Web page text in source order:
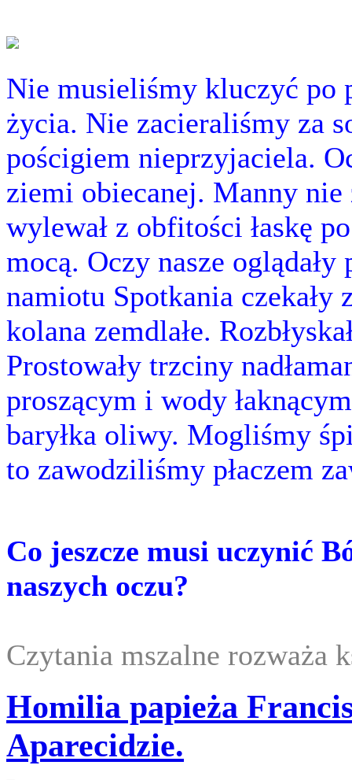
Nie musieliśmy kluczyć po
życia. Nie zacieraliśmy za
pościgiem nieprzyjaciela.
ziemi obiecanej. Manny nie
wylewał z obfitości łaskę
mocą. Oczy nasze
namiotu Spotkania czekały
kolana zemdlałe.
Prostowały trzciny
proszącym i wody
baryłka oliwy. Mogliśmy
to zawodziliśmy płaczem
Co jeszcze musi uczynić
naszych oczu?
Czytania mszalne rozważa
Homilia papieża
Aparecidzie.